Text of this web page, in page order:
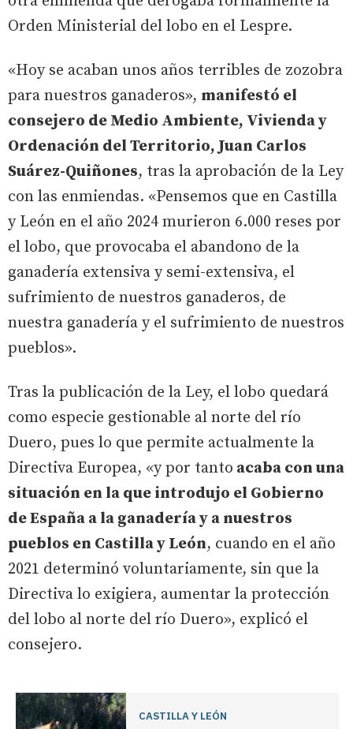
Orden Ministerial del lobo en el Lespre.
«Hoy se acaban unos años terribles de zozobra
para nuestros ganaderos», manifestó el
consejero de Medio Ambiente, Vivienda y
Ordenación del Territorio, Juan Carlos
Suárez-Quiñones, tras la aprobación de la Ley
con las enmiendas. «Pensemos que en Castilla
y León en el año 2024 murieron 6.000 reses por
el lobo, que provocaba el abandono de la
ganadería extensiva y semi-extensiva, el
sufrimiento de nuestros ganaderos, de
nuestra ganadería y el sufrimiento de nuestros
pueblos».
Tras la publicación de la Ley, el lobo quedará
como especie gestionable al norte del río
Duero, pues lo que permite actualmente la
Directiva Europea, «y por tanto acaba con una
situación en la que introdujo el Gobierno
de España a la ganadería y a nuestros
pueblos en Castilla y León, cuando en el año
2021 determinó voluntariamente, sin que la
Directiva lo exigiera, aumentar la protección
del lobo al norte del río Duero», explicó el
consejero.
CASTILLA Y LEÓN